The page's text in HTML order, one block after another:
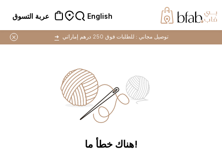
English عربة التسوق
توصيل مجاني : للطلبات فوق 250 درهم إماراتي ➜
!هناك خطأ ما